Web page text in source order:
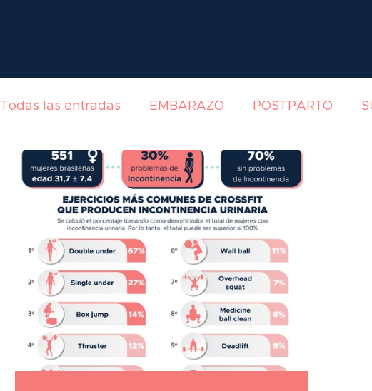
Todas las entradas EMBARAZO POSTPARTO
HERRAMIENTAS ENTRENAMIENTO MATRO-